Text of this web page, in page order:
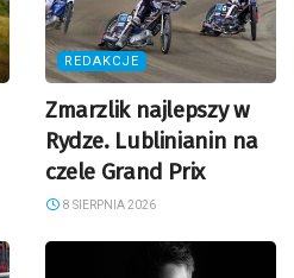
REDAKCJE
Zmarzlik najlepszy w
Rydze. Lublinianin na
czele Grand Prix
8 SIERPNIA 2026